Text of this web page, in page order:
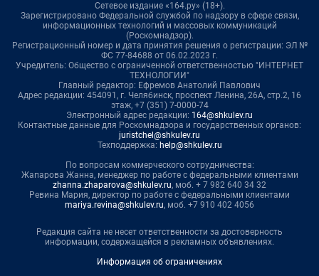
Сетевое издание «164.ру» (18+).
Зарегистрировано Федеральной службой по надзору в сфере связи,
информационных технологий и массовых коммуникаций
(Роскомнадзор).
Регистрационный номер и дата принятия решения о регистрации: ЭЛ №
ФС 77-84688 от 06.02.2023 г.
Учредитель: Общество с ограниченной ответственностью "ИНТЕРНЕТ
ТЕХНОЛОГИИ"
Главный редактор: Ефремов Анатолий Павлович
Адрес редакции: 454091, г. Челябинск, проспект Ленина, 26А, стр.2, 16
этаж, +7 (351) 7-0000-74
Электронный адрес редакции: 164@shkulev.ru
Контактные данные для Роскомнадзора и государственных органов:
juristchel@shkulev.ru
Техподдержка: help@shkulev.ru
По вопросам коммерческого сотрудничества:
Жапарова Жанна, менеджер по работе с федеральными клиентами
zhanna.zhaparova@shkulev.ru, моб. + 7 982 640 34 32
Ревина Мария, директор по работе с федеральными клиентами
mariya.revina@shkulev.ru, моб. +7 910 402 4056
Редакция сайта не несет ответственности за достоверность
информации, содержащейся в рекламных объявлениях.
Информация об ограничениях